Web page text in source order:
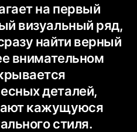
на первый
визуальный ряд,
найти верный
внимательном
деталей,
кажущуюся
стиля.